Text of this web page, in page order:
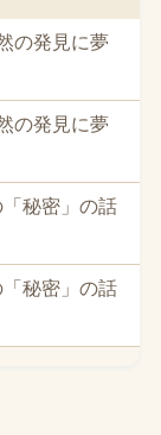
の発見に夢
の発見に夢
「秘密」の話
「秘密」の話